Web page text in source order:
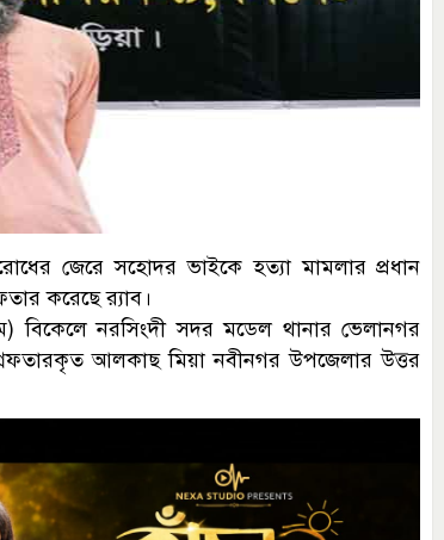
জেরে সহোদর ভাইকে হত্যা মামলার প্রধান
করেছে র‍্যাব।
নরসিংদী সদর মডেল থানার ভেলানগর
আলকাছ মিয়া নবীনগর উপজেলার উত্তর